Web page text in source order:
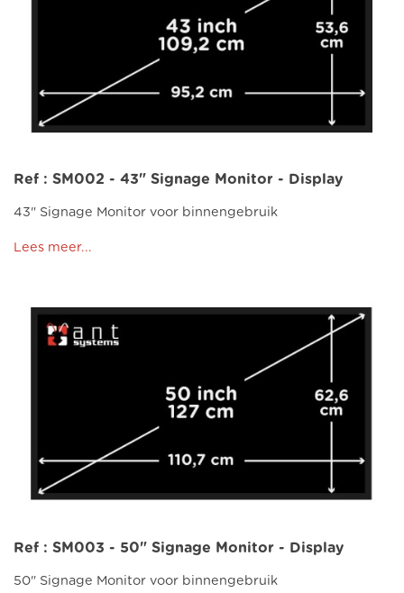
Ref : SM002 - 43" Signage Monitor - Display
43" Signage Monitor voor binnengebruik
Lees meer...
Ref : SM003 - 50" Signage Monitor - Display
50" Signage Monitor voor binnengebruik